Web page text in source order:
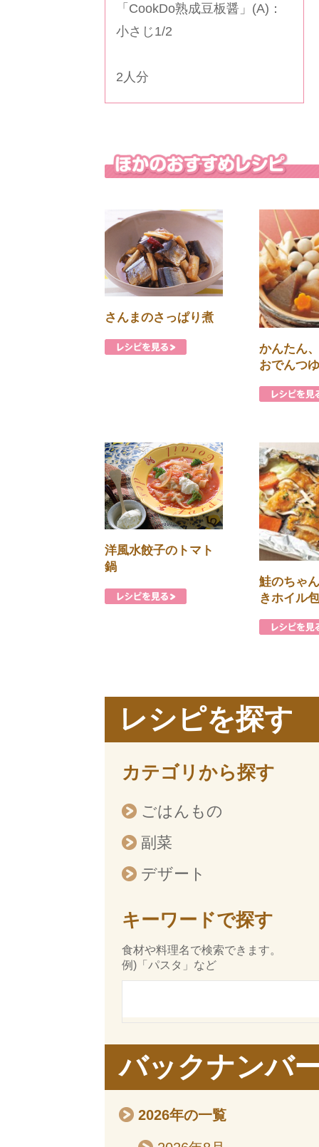
「 CookDo熟成豆板醤 」(A)：
小さじ1/2
2人分
さんまのさっぱり煮
かんたん
おでんつ
洋風水餃子のトマト
鍋
鮭のちゃ
きホイル
レシピを探す
カテゴリから探す
ごはんもの
副菜
デザート
キーワードで探す
食材や料理名で検索できます。
例)「パスタ」など
バックナンバ
2026年の一覧